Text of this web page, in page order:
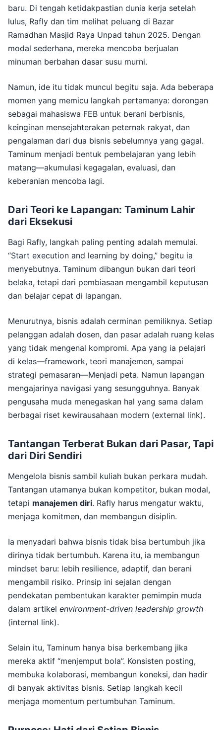
baru. Di tengah ketidakpastian dunia kerja setelah
lulus, Rafly dan tim melihat peluang di Bazar
Ramadhan Masjid Raya Unpad tahun 2025. Dengan
modal sederhana, mereka mencoba berjualan
minuman berbahan dasar susu murni.
Namun, ide itu tidak muncul begitu saja. Ada beberapa
momen yang memicu langkah pertamanya: dorongan
sebagai mahasiswa FEB untuk berani berbisnis,
keinginan mensejahterakan peternak rakyat, dan
pengalaman dari dua bisnis sebelumnya yang gagal.
Taminum menjadi bentuk pembelajaran yang lebih
matang—akumulasi kegagalan, evaluasi, dan
keberanian mencoba lagi.
Dari Teori ke Lapangan: Taminum Lahir
dari Eksekusi
Bagi Rafly, langkah paling penting adalah memulai.
“Start execution and learning by doing,” begitu ia
menyebutnya. Taminum dibangun bukan dari teori
belaka, tetapi dari pembiasaan mengambil keputusan
dan belajar cepat di lapangan.
Menurutnya, bisnis adalah cerminan pemiliknya. Setiap
pelanggan adalah dosen, dan pasar adalah ruang kelas
yang tidak mengenal kompromi. Apa yang ia pelajari
di kelas—framework, teori manajemen, sampai
strategi pemasaran—Menjadi peta. Namun lapangan
mengajarinya navigasi yang sesungguhnya. Banyak
pengusaha muda menegaskan hal yang sama dalam
berbagai riset kewirausahaan modern (external link).
Tantangan Terberat Bukan dari Pasar, Tapi
dari Diri Sendiri
Mengelola bisnis sambil kuliah bukan perkara mudah.
Tantangan utamanya bukan kompetitor, bukan modal,
tetapi manajemen diri. Rafly harus mengatur waktu,
menjaga komitmen, dan membangun disiplin.
Ia menyadari bahwa bisnis tidak bisa bertumbuh jika
dirinya tidak bertumbuh. Karena itu, ia membangun
mindset baru: lebih resilience, adaptif, dan berani
mengambil risiko. Prinsip ini sejalan dengan
pendekatan pembentukan karakter pemimpin muda
dalam artikel environment-driven leadership growth
(internal link).
Selain itu, Taminum hanya bisa berkembang jika
mereka aktif “menjemput bola”. Konsisten posting,
membuka kolaborasi, membangun koneksi, dan hadir
di banyak aktivitas bisnis. Setiap langkah kecil
menjaga momentum pertumbuhan Taminum.